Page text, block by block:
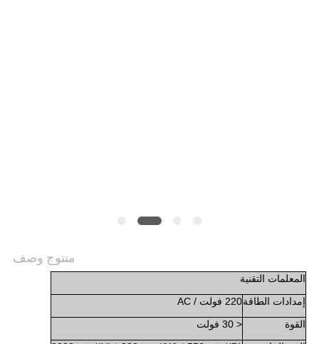
منتوج وصف
المعلمات التقنية
إمدادات الطاقة220 فولت / AC
القوة
< 30 فولت